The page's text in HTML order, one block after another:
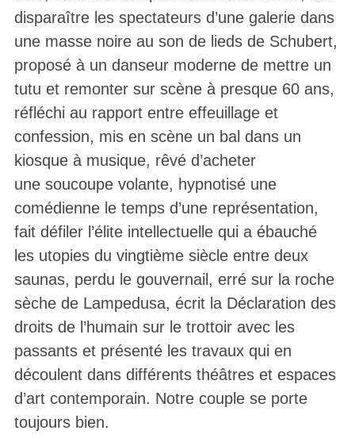
disparaître les spectateurs d’une galerie dans
une masse noire au son de lieds de Schubert,
proposé à un danseur moderne de mettre un
tutu et remonter sur scène à presque 60 ans,
réfléchi au rapport entre effeuillage et
confession, mis en scène un bal dans un
kiosque à musique, rêvé d’acheter
une soucoupe volante, hypnotisé une
comédienne le temps d’une représentation,
fait défiler l’élite intellectuelle qui a ébauché
les utopies du vingtième siècle entre deux
saunas, perdu le gouvernail, erré sur la roche
sèche de Lampedusa, écrit la Déclaration des
droits de l’humain sur le trottoir avec les
passants et présenté les travaux qui en
découlent dans différents théâtres et espaces
d’art contemporain. Notre couple se porte
toujours bien.